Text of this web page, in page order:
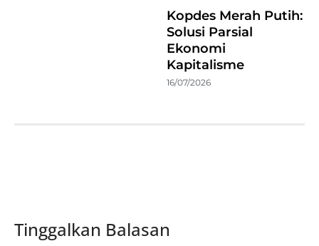
Kopdes Merah Putih:
Solusi Parsial
Ekonomi
Kapitalisme
16/07/2026
Tinggalkan Balasan